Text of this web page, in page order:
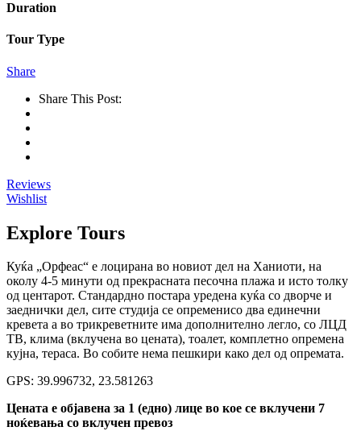
Duration
Tour Type
Share
Share This Post:
Reviews
Wishlist
Explore Tours
Куќа „Орфеас“ е лоцирана во новиот дел на Ханиоти, на
околу 4-5 минути од прекрасната песочна плажа и исто толку
од центарот. Стандардно постара уредена куќа со дворче и
заеднички дел, сите студија се опременисо два единечни
кревета а во трикреветните има дополнително легло, со ЛЦД
ТВ, клима (вклучена во цената), тоалет, комплетно опремена
кујна, тераса. Во собите нема пешкири како дел од опремата.
GPS: 39.996732, 23.581263
Цената е објавена за 1 (едно) лице во кое се вклучени 7
ноќевања со вклучен превоз